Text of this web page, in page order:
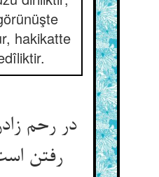
hakikatte
در رحم
رفتن